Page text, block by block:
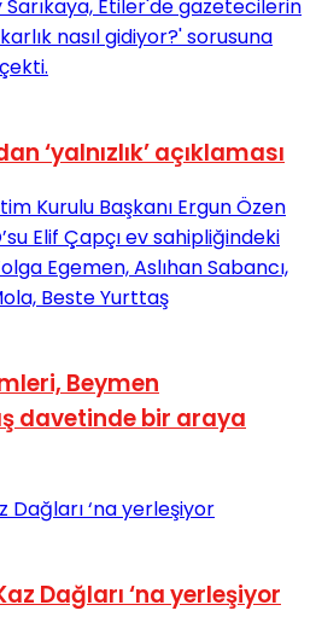
‘yalnızlık’ açıklaması
Beymen
davetinde bir araya
Dağları ‘na yerleşiyor